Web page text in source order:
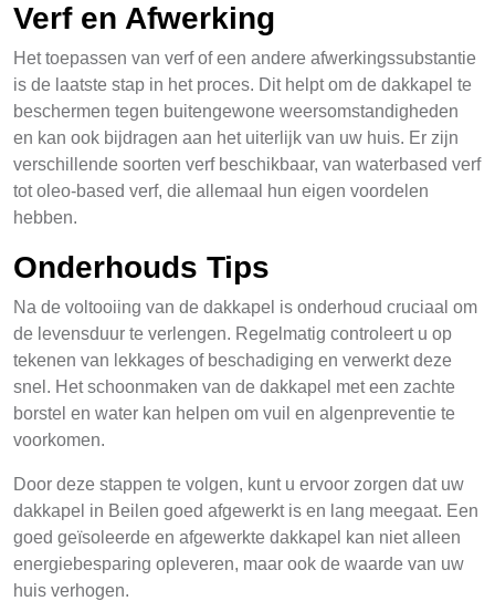
Verf en Afwerking
Het toepassen van verf of een andere afwerkingssubstantie
is de laatste stap in het proces. Dit helpt om de dakkapel te
beschermen tegen buitengewone weersomstandigheden
en kan ook bijdragen aan het uiterlijk van uw huis. Er zijn
verschillende soorten verf beschikbaar, van waterbased verf
tot oleo-based verf, die allemaal hun eigen voordelen
hebben.
Onderhouds Tips
Na de voltooiing van de dakkapel is onderhoud cruciaal om
de levensduur te verlengen. Regelmatig controleert u op
tekenen van lekkages of beschadiging en verwerkt deze
snel. Het schoonmaken van de dakkapel met een zachte
borstel en water kan helpen om vuil en algenpreventie te
voorkomen.
Door deze stappen te volgen, kunt u ervoor zorgen dat uw
dakkapel in Beilen goed afgewerkt is en lang meegaat. Een
goed geïsoleerde en afgewerkte dakkapel kan niet alleen
energiebesparing opleveren, maar ook de waarde van uw
huis verhogen.